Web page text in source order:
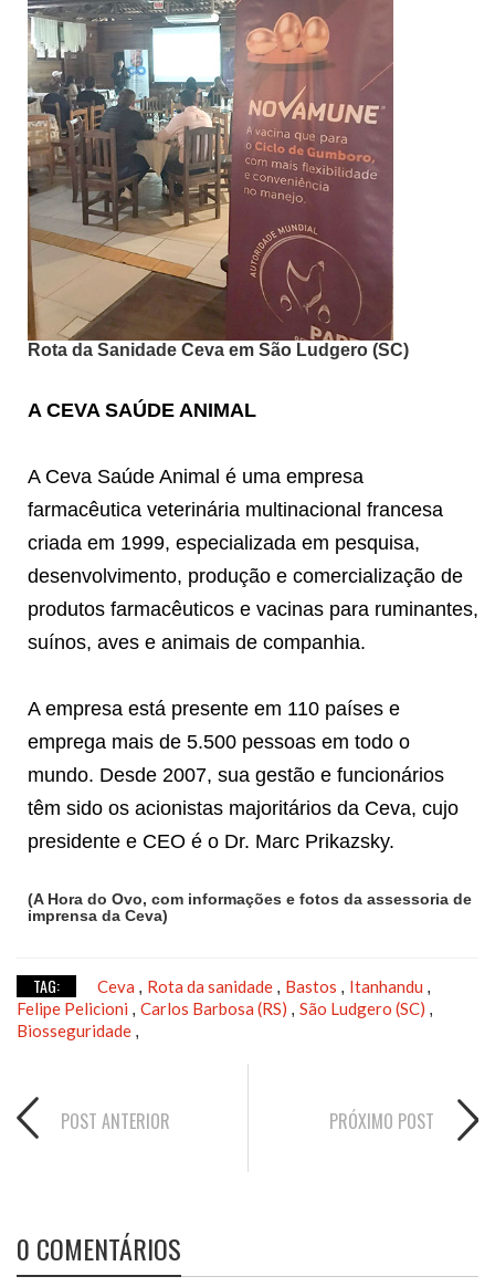
Rota da Sanidade Ceva em São Ludgero (SC)
A CEVA SAÚDE ANIMAL
A Ceva Saúde Animal é uma empresa
farmacêutica veterinária multinacional francesa
criada em 1999, especializada em pesquisa,
desenvolvimento, produção e comercialização de
produtos farmacêuticos e vacinas para ruminantes,
suínos, aves e animais de companhia.
A empresa está presente em 110 países e
emprega mais de 5.500 pessoas em todo o
mundo. Desde 2007, sua gestão e funcionários
têm sido os acionistas majoritários da Ceva, cujo
presidente e CEO é o Dr. Marc Prikazsky.
(A Hora do Ovo, com informações e fotos da assessoria de
imprensa da Ceva)
TAG: Ceva , Rota da sanidade , Bastos , Itanhandu ,
Felipe Pelicioni , Carlos Barbosa (RS) , São Ludgero (SC) ,
Biosseguridade ,
POST ANTERIOR PRÓXIMO POST
0 COMENTÁRIOS